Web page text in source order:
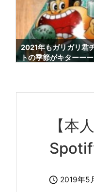
2021年もガリガリ君
トの季節がキターー
【本
 2019年5